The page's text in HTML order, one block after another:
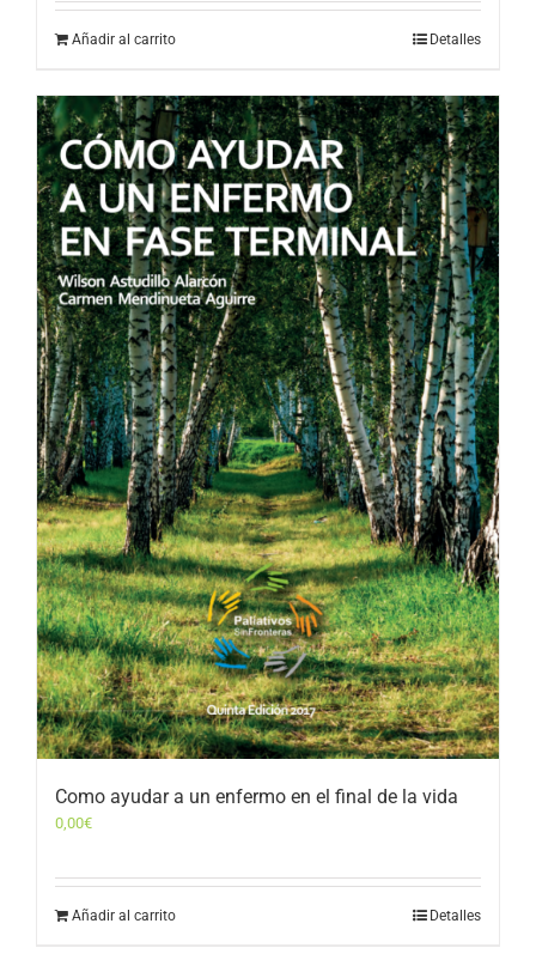
Añadir al carrito Detalles
Como ayudar a un enfermo en el final de la vida
0,00€
Añadir al carrito Detalles